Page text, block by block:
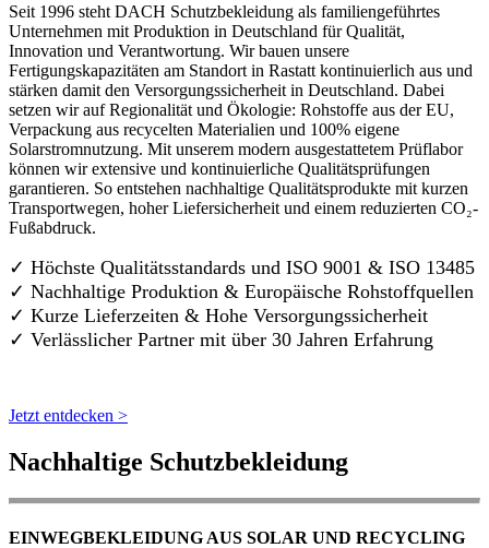
Seit 1996 steht DACH Schutzbekleidung als familiengeführtes
Unternehmen mit Produktion in Deutschland für Qualität,
Innovation und Verantwortung. Wir bauen unsere
Fertigungskapazitäten am Standort in Rastatt kontinuierlich aus und
stärken damit den Versorgungssicherheit in Deutschland. Dabei
setzen wir auf Regionalität und Ökologie: Rohstoffe aus der EU,
Verpackung aus recycelten Materialien und 100% eigene
Solarstromnutzung. Mit unserem modern ausgestattetem Prüflabor
können wir extensive und kontinuierliche Qualitätsprüfungen
garantieren. So entstehen nachhaltige Qualitätsprodukte mit kurzen
Transportwegen, hoher Liefersicherheit und einem reduzierten CO₂-
Fußabdruck.
✓ Höchste Qualitätsstandards und ISO 9001 & ISO 13485
✓ Nachhaltige Produktion & Europäische Rohstoffquellen
✓ Kurze Lieferzeiten & Hohe Versorgungssicherheit
✓ Verlässlicher Partner mit über 30 Jahren Erfahrung
Jetzt entdecken >
Nachhaltige Schutzbekleidung
EINWEGBEKLEIDUNG AUS SOLAR UND RECYCLING